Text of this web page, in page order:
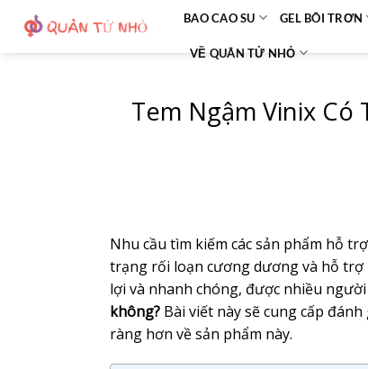
nội
BAO CAO SU GEL BÔI TRƠN
VỀ QUÂN TỬ NHỎ
Tem Ngậm Vinix
Nhu cầu tìm kiếm các sản phẩm hỗ
trạng rối loạn cương dương và hỗ
lợi và nhanh chóng, được nhiều
không? Bài viết này sẽ cung cấp
ràng hơn về sản phẩm này.